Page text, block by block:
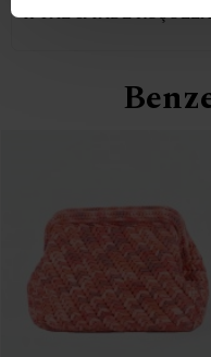
İPTAL & İADE